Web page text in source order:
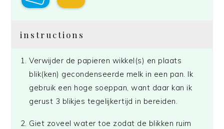
instructions
Verwijder de papieren wikkel(s) en plaats
blik(ken) gecondenseerde melk in een pan. Ik
gebruik een hoge soeppan, want daar kan ik
gerust 3 blikjes tegelijkertijd in bereiden.
Giet zoveel water toe zodat de blikken ruim